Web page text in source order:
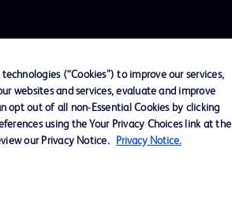
Logo
All
(“Cookies”) to improve our services,
websites and services, evaluate and improve
opt out of all non-Essential Cookies by clicking
using the Your Privacy Choices link at the
our Privacy Notice.
Privacy Notice.